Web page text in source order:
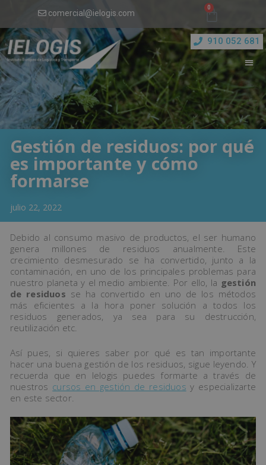
comercial@ielogis.com
910 052 681
Gestión de residuos: por qué
es importante y cómo
formarse
julio 22, 2022
Debido al consumo masivo de productos, el ser humano
genera millones de residuos anualmente. Este
crecimiento desmesurado se ha convertido, junto a la
contaminación, en uno de los principales problemas para
nuestro planeta y el medio ambiente. Por ello, la gestión
de residuos se ha convertido en uno de los métodos
más eficientes a la hora poner solución a todos los
residuos generados, ya sea para su destrucción,
reutilización etc.
Así pues, si quieres saber por qué es tan importante
hacer una buena gestión de los residuos, sigue leyendo. Y
recuerda que en Ielogis puedes formarte a través de
nuestros cursos en gestión de residuos y especializarte
en este sector.